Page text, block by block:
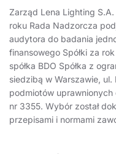
Zarząd Lena Lighting
roku Rada Nadzorcza
audytora do badania
finansowego Spółki za
spółka BDO Spółka z
siedzibą w Warszawie,
podmiotów
nr 3355. Wybór został
przepisami i normami